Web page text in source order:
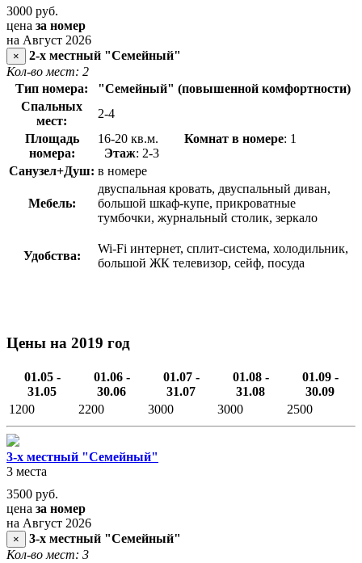
3000 руб.
цена за номер
на Август 2026
×
2-х местный "Семейный"
Кол-во мест: 2
Тип номера:
"Семейный" (повышенной комфортности)
Спальных
мест:
2-4
Площадь
номера:
16-20 кв.м. Комнат в номере: 1
Этаж: 2-3
Санузел+Душ: в номере
Мебель:
двуспальная кровать, двуспальный диван,
большой шкаф-купе, прикроватные
тумбочки, журнальный столик, зеркало
Удобства:
Wi-Fi интернет, сплит-система, холодильник,
большой ЖК телевизор, сейф, посуда
Цены на 2019 год
01.05 -
31.05
01.06 -
30.06
01.07 -
31.07
01.08 -
31.08
01.09 -
30.09
1200
2200 3000 3000 2500
3-х местный "Семейный"
3 места
3500 руб.
цена за номер
на Август 2026
×
3-х местный "Семейный"
Кол-во мест: 3